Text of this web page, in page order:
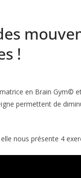
!
en Brain Gym©
permettent de
nous présente 4